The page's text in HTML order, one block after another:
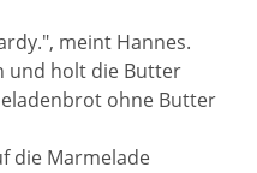
meint Hannes.
und holt die Butter
ohne Butter
die Marmelade